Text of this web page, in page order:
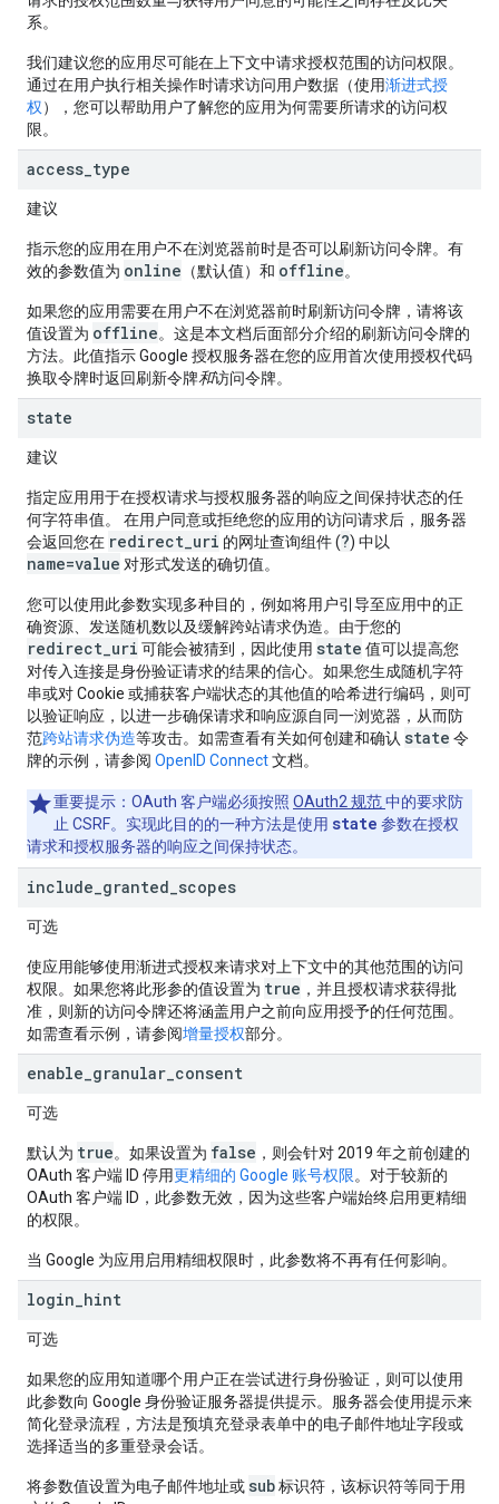
系。
我们建议您的应用尽可能在上下文中请求授权范围的访问权限。
通过在用户执行相关操作时请求访问用户数据（使用渐进式授
权），您可以帮助用户了解您的应用为何需要所请求的访问权
限。
access type
建议
指示您的应用在用户不在浏览器前时是否可以刷新访问令牌。有
效的参数值为 online （默认值）和 offline。
如果您的应用需要在用户不在浏览器前时刷新访问令牌，请将该
值设置为 offline。这是本文档后面部分介绍的刷新访问令牌的
方法。此值指示 Google 授权服务器在您的应用首次使用授权代码
换取令牌时返回刷新令牌和访问令牌。
state
建议
指定应用用于在授权请求与授权服务器的响应之间保持状态的任
何字符串值。 在用户同意或拒绝您的应用的访问请求后，服务器
会返回您在 redirect_uri 的网址查询组件 (?) 中以
name=value 对形式发送的确切值。
您可以使用此参数实现多种目的，例如将用户引导至应用中的正
确资源、发送随机数以及缓解跨站请求伪造。由于您的
redirect_uri 可能会被猜到，因此使用 state 值可以提高您
对传入连接是身份验证请求的结果的信心。如果您生成随机字符
串或对 Cookie 或捕获客户端状态的其他值的哈希进行编码，则可
以验证响应，以进一步确保请求和响应源自同一浏览器，从而防
范跨站请求伪造等攻击。如需查看有关如何创建和确认 state 令
牌的示例，请参阅 OpenID Connect文档。
重要提示 ：OAuth 客户端必须按照 OAuth2 规范中的要求防
止 CSRF。实现此目的的一种方法是使用 state 参数在授权
请求和授权服务器的响应之间保持状态。
include granted scopes
可选
使应用能够使用渐进式授权来请求对上下文中的其他范围的访问
权限。如果您将此形参的值设置为 true ，并且授权请求获得批
准，则新的访问令牌还将涵盖用户之前向应用授予的任何范围。
如需查看示例，请参阅增量授权部分。
enable granular consent
可选
默认为 true。如果设置为 false ，则会针对 2019 年之前创建的
OAuth 客户端 ID 停用更精细的 Google 账号权限。对于较新的
OAuth 客户端 ID，此参数无效，因为这些客户端始终启用更精细
的权限。
当 Google 为应用启用精细权限时，此参数将不再有任何影响。
login hint
可选
如果您的应用知道哪个用户正在尝试进行身份验证，则可以使用
此参数向 Google 身份验证服务器提供提示。服务器会使用提示来
简化登录流程，方法是预填充登录表单中的电子邮件地址字段或
选择适当的多重登录会话。
将参数值设置为电子邮件地址或 sub标识符，该标识符等同于用